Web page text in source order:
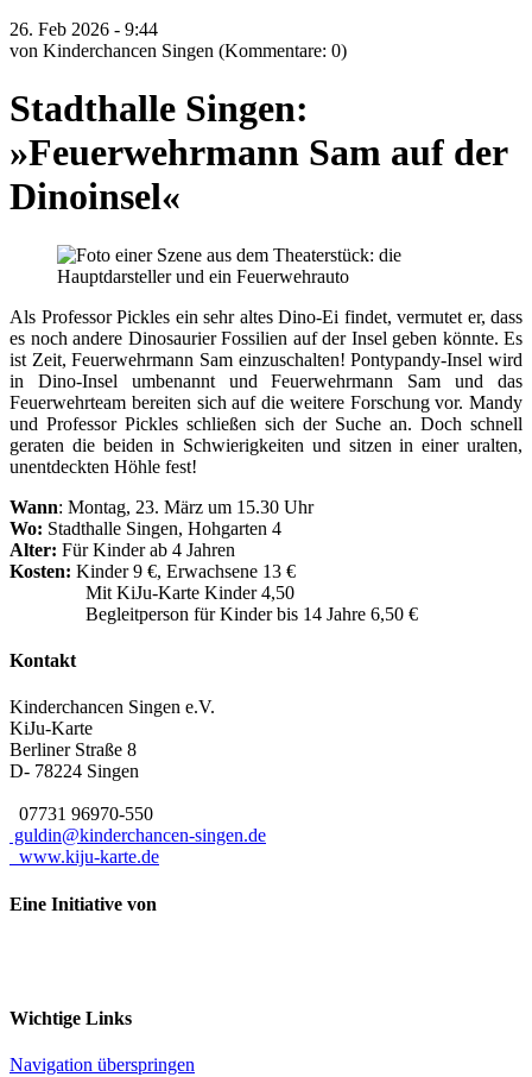
26. Feb 2026 - 9:44
von Kinderchancen Singen (Kommentare: 0)
Stadthalle Singen:
»Feuerwehrmann Sam auf der
Dinoinsel«
Als Professor Pickles ein sehr altes Dino-Ei findet, vermutet er, dass
es noch andere Dinosaurier Fossilien auf der Insel geben könnte. Es
ist Zeit, Feuerwehrmann Sam einzuschalten! Pontypandy-Insel wird
in Dino-Insel umbenannt und Feuerwehrmann Sam und das
Feuerwehrteam bereiten sich auf die weitere Forschung vor. Mandy
und Professor Pickles schließen sich der Suche an. Doch schnell
geraten die beiden in Schwierigkeiten und sitzen in einer uralten,
unentdeckten Höhle fest!
Wann: Montag, 23. März um 15.30 Uhr
Wo: Stadthalle Singen, Hohgarten 4
Alter: Für Kinder ab 4 Jahren
Kosten: Kinder 9 €, Erwachsene 13 €
Mit KiJu-Karte Kinder 4,50
Begleitperson für Kinder bis 14 Jahre 6,50 €
Kontakt
Kinderchancen Singen e.V.
KiJu-Karte
Berliner Straße 8
D- 78224 Singen
07731 96970-550
guldin@kinderchancen-singen.de
www.kiju-karte.de
Eine Initiative von
Wichtige Links
Navigation überspringen